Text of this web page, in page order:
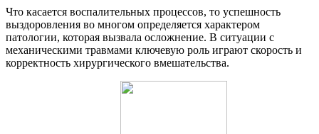
Что касается воспалительных процессов, то успешность
выздоровления во многом определяется характером
патологии, которая вызвала осложнение. В ситуации с
механическими травмами ключевую роль играют скорость и
корректность хирургического вмешательства.